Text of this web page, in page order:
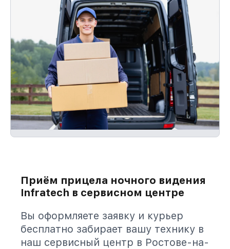
Приём прицела ночного видения
Infratech в сервисном центре
Вы оформляете заявку и курьер
бесплатно забирает вашу технику в
наш сервисный центр в Ростове-на-